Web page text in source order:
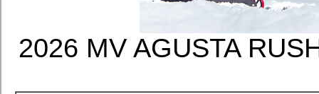
2026 MV AGUSTA